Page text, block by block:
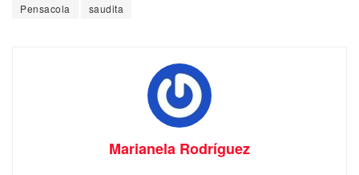
Pensacola
saudita
Marianela Rodríguez